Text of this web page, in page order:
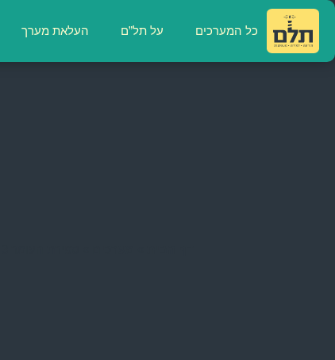
כל המערכים על תל”ם העלאת מערך